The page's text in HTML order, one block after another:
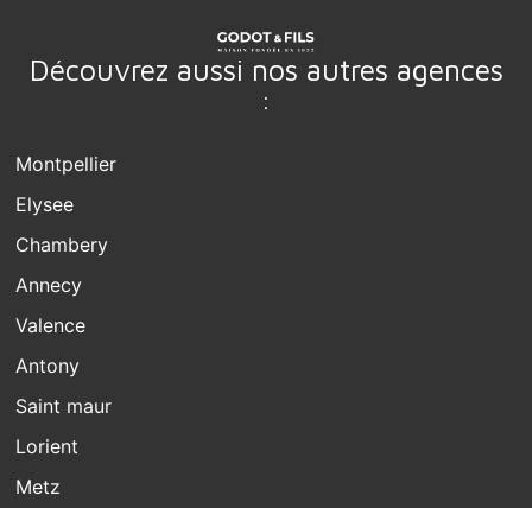
Découvrez aussi nos autres agences
:
Montpellier
Elysee
Chambery
Annecy
Valence
Antony
Saint maur
Lorient
Metz